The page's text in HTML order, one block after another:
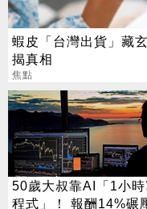
蝦皮「台灣出貨」藏
揭真相
焦點
50歲大叔靠AI「1小時
程式」！ 報酬14%碾